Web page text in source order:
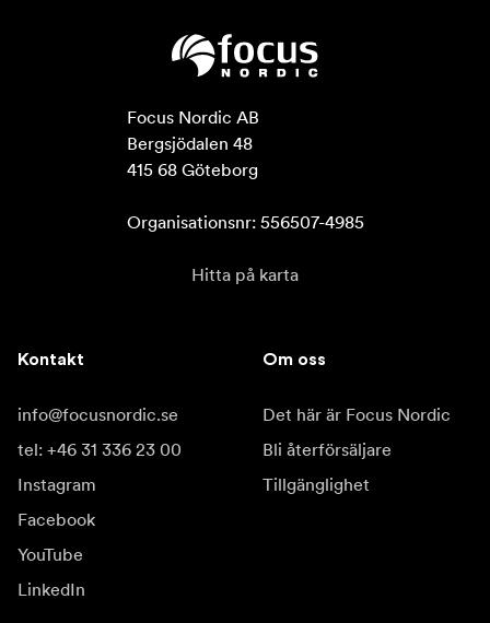
Focus Nordic AB
Bergsjödalen 48
415 68 Göteborg
Organisationsnr: 556507-4985
Hitta på karta
Kontakt
info@focusnordic.se
tel: +46 31 336 23 00
Instagram
Facebook
YouTube
LinkedIn
Om oss
Det här är Focus Nordic
Bli återförsäljare
Tillgänglighet